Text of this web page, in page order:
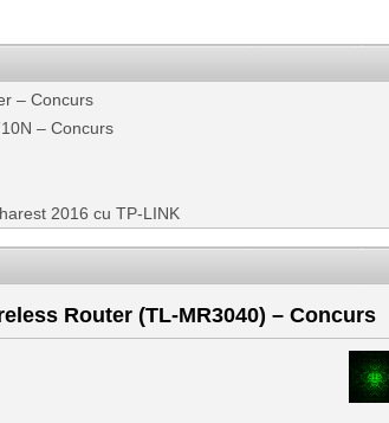
– Concurs
– Concurs
2016 cu TP-LINK
Router (TL-MR3040) – Concurs